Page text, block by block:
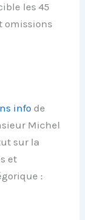
les 45
omissions
info de
Michel
sur la
et
: